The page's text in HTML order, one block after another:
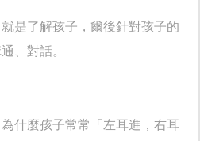
是了解孩子，爾後針對孩子的
、對話。
什麼孩子常常「左耳進，右耳